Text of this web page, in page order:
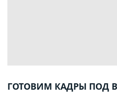
ГОТОВИМ КАДРЫ ПОД